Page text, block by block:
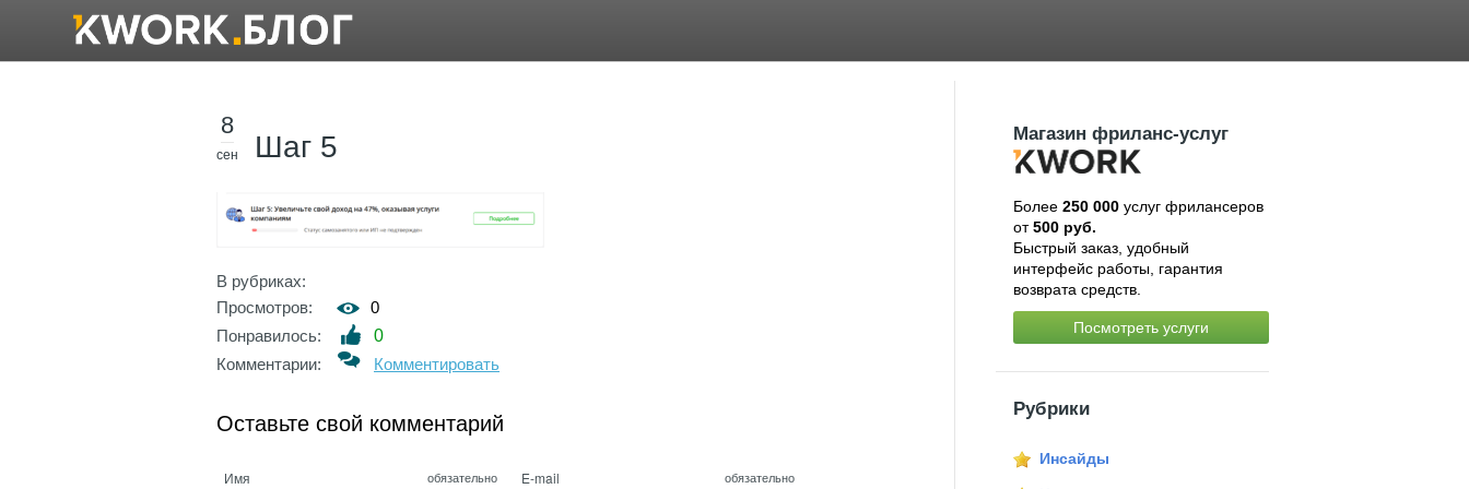
8
сен Шаг 5
В рубриках:
Просмотров:
0
Понравилось:
0
Комментарии:
Комментировать
Оставьте свой комментарий
Имя обязательно E-mail обязательно
Магазин фриланс-услуг
Более 250 000услуг фрилансеров
от500 руб.
Быстрый заказ, удобный
интерфейс работы, гарантия
возврата средств.
Посмотреть услуги
Рубрики
Инсайды